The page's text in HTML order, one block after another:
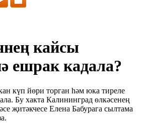
кайсы
ешрак кадала?
күп йөри торган һәм юка тиреле
Бу хакта Калининград өлкәсенең
җитәкчесе Елена Бабурага сылтама